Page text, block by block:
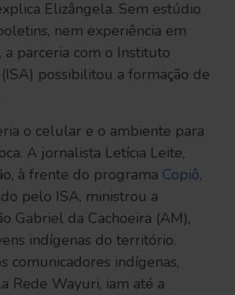
Elizângela. Sem estúdio
nem experiência em
a parceria com o Instituto
possibilitou a formação de
o celular e o ambiente para
A jornalista Letícia Leite,
à frente do programa Copiô,
pelo ISA, ministrou a
Gabriel da Cachoeira (AM),
indígenas do território.
comunicadores indígenas,
Rede Wayuri, iam até a